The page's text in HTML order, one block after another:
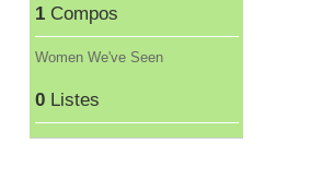
1Compos
Women We've Seen
0Listes